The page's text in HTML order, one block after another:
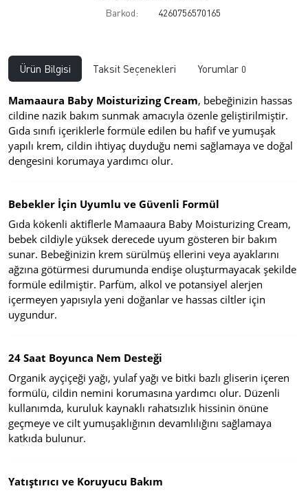
Barkod:
4260756570165
Ürün Bilgisi Taksit Seçenekleri Yorumlar 0
Mamaaura Baby Moisturizing Cream, bebeğinizin hassas
cildine nazik bakım sunmak amacıyla özenle geliştirilmiştir.
Gıda sınıfı içeriklerle formüle edilen bu hafif ve yumuşak
yapılı krem, cildin ihtiyaç duyduğu nemi sağlamaya ve doğal
dengesini korumaya yardımcı olur.
Bebekler İçin Uyumlu ve Güvenli Formül
Gıda kökenli aktiflerle Mamaaura Baby Moisturizing Cream,
bebek cildiyle yüksek derecede uyum gösteren bir bakım
sunar. Bebeğinizin krem sürülmüş ellerini veya ayaklarını
ağzına götürmesi durumunda endişe oluşturmayacak şekilde
formüle edilmiştir. Parfüm, alkol ve potansiyel alerjen
içermeyen yapısıyla yeni doğanlar ve hassas ciltler için
uygundur.
24 Saat Boyunca Nem Desteği
Organik ayçiçeği yağı, yulaf yağı ve bitki bazlı gliserin içeren
formülü, cildin nemini korumasına yardımcı olur. Düzenli
kullanımda, kuruluk kaynaklı rahatsızlık hissinin önüne
geçmeye ve cilt yumuşaklığının devamlılığını sağlamaya
katkıda bulunur.
Yatıştırıcı ve Koruyucu Bakım